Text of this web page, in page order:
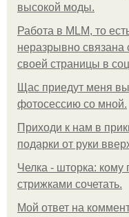
высокой моды.
Работа в MLM, то
неразрывно связана
своей страницы в
Щас приедут меня
фотосессию со мной.
Приходи к нам в
подарки от руки
Челка - шторка: кому
стрижками сочетать.
Мой ответ на